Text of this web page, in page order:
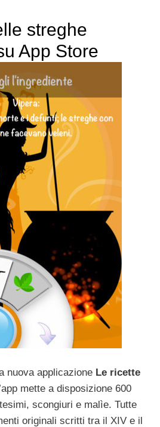
streghe
App Store
nuova applicazione Le ricette
mette a disposizione 600
scongiuri e malìe. Tutte
originali scritti tra il XIV e il